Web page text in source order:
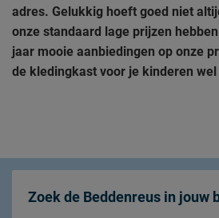
adres. Gelukkig hoeft goed niet
onze standaard lage prijzen
jaar mooie aanbiedingen op onze
de kledingkast voor je kinderen
Zoek de Beddenreus in jouw